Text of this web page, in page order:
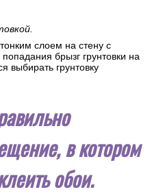
слоем на стену с
брызг грунтовки на
выбирать грунтовку
в котором
обои.